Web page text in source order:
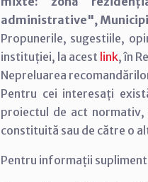
administrative",
Propunerile, sugestiile,
instituției, la acest link, în
Nepreluarea
Pentru cei interesați
proiectul de act normativ,
constituită sau de către o
Pentru informații